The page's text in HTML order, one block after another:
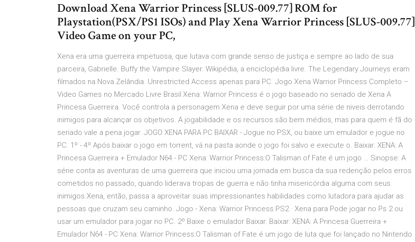
Download Xena Warrior Princess [SLUS-009.77] ROM for
Playstation(PSX/PS1 ISOs) and Play Xena Warrior Princess [SLUS-009.77]
Video Game on your PC,
Xena era uma guerreira impetuosa, que lutava com grande senso de justiça e sempre ao lado de sua
parceira, Gabrielle. Buffy the Vampire Slayer: Wikipédia, a enciclopédia livre. The Legendary Journeys eram
filmados na Nova Zelândia. Unrestricted Access apenas para PC. Jogo Xena Warrior Princess Completo –
Video Games no Mercado Livre Brasil Xena: Warrior Princess é o jogo baseado no seriado de Xena A
Princesa Guerreira. Você controla a personagem Xena e deve seguir por uma série de niveis derrotando
inimigos para alcançar os objetivos. A jogabilidade e os recursos são bem médios, mas para quem é fã do
seriado vale a pena jogar. JOGO XENA PARA PC BAIXAR - Jogue no PSX, ou baixe um emulador e jogue no
PC. 1º - 4º Após baixar o jogo em torrent, vá na pasta aonde o jogo foi salvo e execute o. Baixar: XENA: A
Princesa Guerreira + Emulador N64 - PC Xena: Warrior Princess:O Talisman of Fate é um jogo … Sinopse: A
série conta as aventuras de uma guerreira que iniciou uma jornada em busca da sua redenção pelos erros
cometidos no passado, quando liderava tropas de guerra e não tinha misericórdia alguma com seus
inimigos.Xena, então, passa a aproveitar suas impressionantes habilidades como lutadora para ajudar as
pessoas que cruzam seu caminho. Jogo - Xena: Warrior Princess PS2 · Xena para Pode jogar no Ps 2 ou
usar um emulador para jogar no PC. 2º Baixe o emulador Baixar. Baixar: XENA: A Princesa Guerreira +
Emulador N64 - PC Xena: Warrior Princess:O Talisman of Fate é um jogo de luta que foi lançado no Nintendo